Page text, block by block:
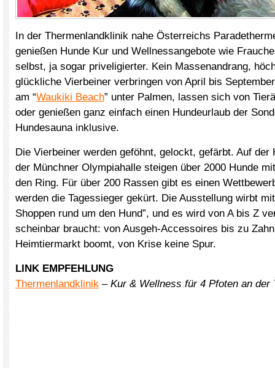
In der Thermenlandklinik nahe Österreichs
genießen Hunde Kur und Wellnessangebote wie
selbst, ja sogar priveligierter. Kein Massenandrang,
glückliche Vierbeiner verbringen von April bis
am “Waukiki Beach” unter Palmen, lassen sich von
oder genießen ganz einfach einen Hundeurlaub der
Hundesauna inklusive.
Die Vierbeiner werden geföhnt, gelockt, gefärbt. Auf der
der Münchner Olympiahalle steigen über 2000 Hunde
den Ring. Für über 200 Rassen gibt es einen
werden die Tagessieger gekürt. Die Ausstellung wirbt
Shoppen rund um den Hund”, und es wird von A bis Z
scheinbar braucht: von Ausgeh-Accessoires bis zu
Heimtiermarkt boomt, von Krise keine Spur.
LINK EMPFEHLUNG
Thermenlandklinik – Kur & Wellness für 4 Pfoten an der